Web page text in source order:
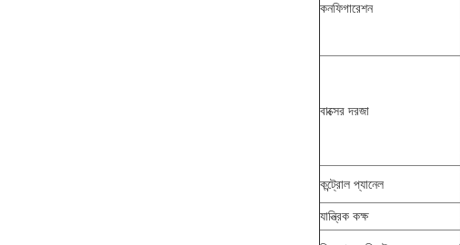
কনফিগারেশন
বাক্সের দরজা
কন্ট্রোল প্যানেল
যান্ত্রিক কক্ষ